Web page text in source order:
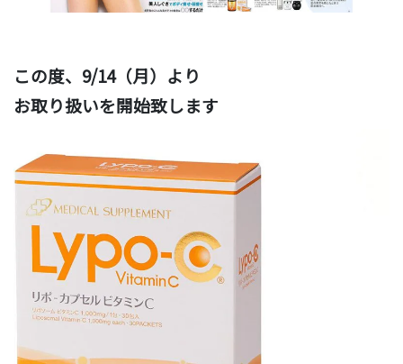
この度、9/14（月）より
お取り扱いを開始致します